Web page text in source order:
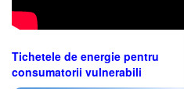
Tichetele de energie pentru
consumatorii vulnerabili